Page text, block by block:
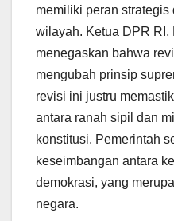
memiliki peran
wilayah. Ketua DPR RI,
menegaskan bahwa
mengubah prinsip
revisi ini justru
antara ranah sipil dan
konstitusi. Pemerintah
keseimbangan antara
demokrasi, yang
negara.